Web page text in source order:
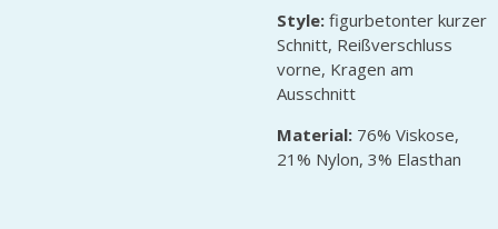
Style: figurbetonter kurzer
Schnitt, Reißverschluss
vorne, Kragen am
Ausschnitt
Material: 76% Viskose,
21% Nylon, 3% Elasthan